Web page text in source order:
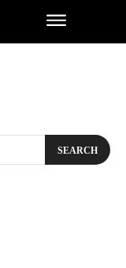
SEARCH